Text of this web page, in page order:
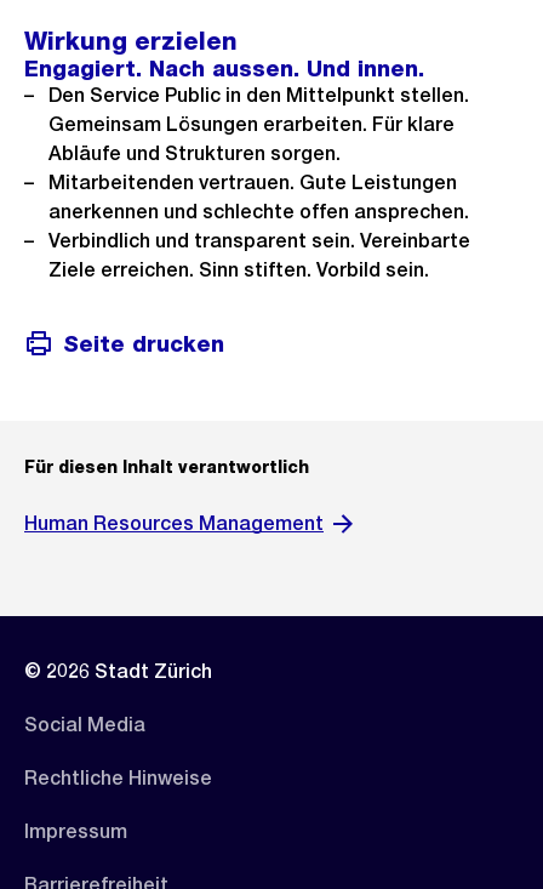
Wirkung erzielen
Engagiert. Nach aussen. Und innen.
Den Service Public in den Mittelpunkt stellen.
Gemeinsam Lösungen erarbeiten. Für klare
Abläufe und Strukturen sorgen.
Mitarbeitenden vertrauen. Gute Leistungen
anerkennen und schlechte offen ansprechen.
Verbindlich und transparent sein. Vereinbarte
Ziele erreichen. Sinn stiften. Vorbild sein.
Seite drucken
Für diesen Inhalt verantwortlich
Human Resources Management
© 2026 Stadt Zürich
Social Media
Rechtliche Hinweise
Impressum